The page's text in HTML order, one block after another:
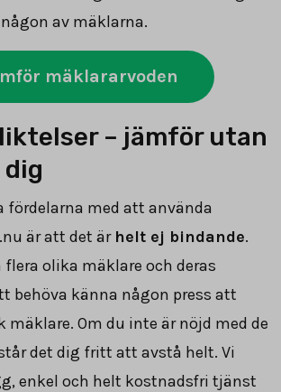
av mäklarna.
mäklararvoden
– jämför utan
fördelarna med att använda
är att det är helt ej bindande.
olika mäklare och deras
behöva känna någon press att
mäklare. Om du inte är nöjd med de
det dig fritt att avstå helt. Vi
enkel och helt kostnadsfri tjänst